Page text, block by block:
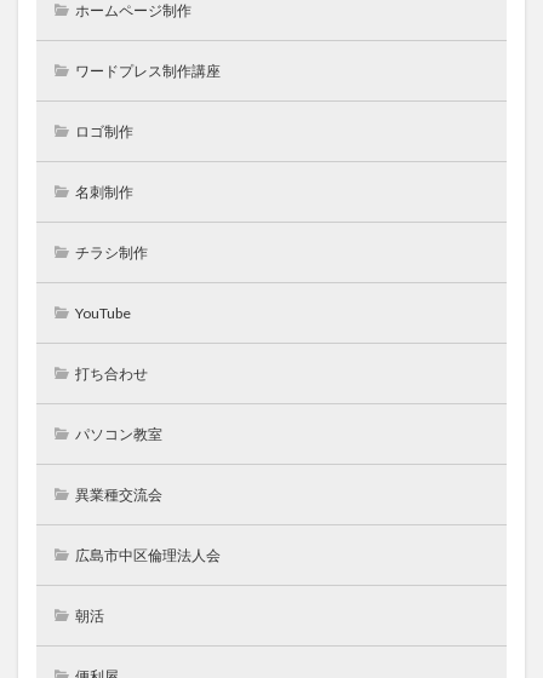
ホームページ制作
ワードプレス制作講座
ロゴ制作
名刺制作
チラシ制作
YouTube
打ち合わせ
パソコン教室
異業種交流会
広島市中区倫理法人会
朝活